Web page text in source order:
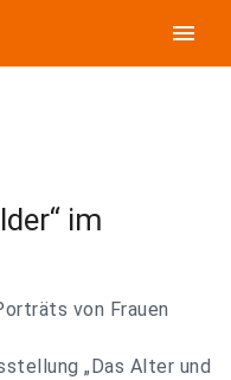
menu
im
von Frauen
„Das Alter und